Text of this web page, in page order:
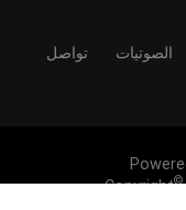
الصوتيات تواصل
Copyright©